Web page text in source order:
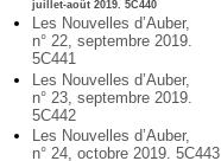
juillet-août 2019. 5C440
Les Nouvelles d’Auber,
n° 22, septembre 2019.
5C441
Les Nouvelles d’Auber,
n° 23, septembre 2019.
5C442
Les Nouvelles d’Auber,
n° 24, octobre 2019. 5C443